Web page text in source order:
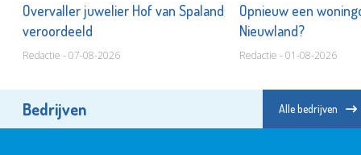
Overvaller juwelier Hof van Spaland
veroordeeld
Redactie - 07-08-2026
Opnieuw een
Nieuwland?
Redactie - 01-08-2026
Bedrijven Alle bedrijven